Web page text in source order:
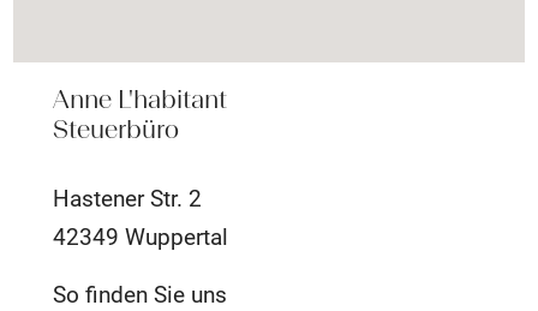
Anne L'habitant
Steuerbüro
Hastener Str. 2
42349 Wuppertal
So finden Sie uns